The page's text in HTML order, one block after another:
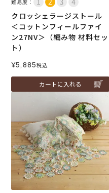
難易度：
クロッシェラージストール
＜コットンフィールファイ
ン27NV＞（編み物 材料セッ
ト）
¥5,885税込
カートに入れる